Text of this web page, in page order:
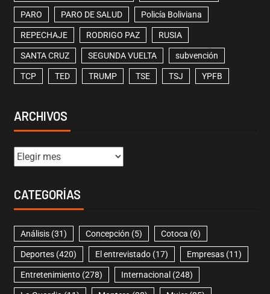
PARO PARO DE SALUD Policía Boliviana
REPECHAJE RODRIGO PAZ RUSIA
SANTA CRUZ SEGUNDA VUELTA subvención
TCP TED TRUMP TSE TSJ YPFB
ARCHIVOS
CATEGORÍAS
Análisis(31) Concepción (5) Cotoca (6)
Deportes(420) El entrevistado(17) Empresas(11)
Entretenimiento(278) Internacional (248)